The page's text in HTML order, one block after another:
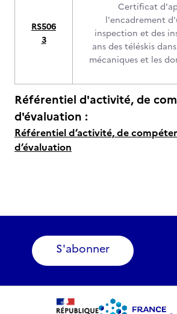
RS506
3
Certificat
l'encadrement
inspection et des
ans des téléskis
mécaniques et les
Référentiel d'activité, de
d'évaluation :
Référentiel d’activité, de
d’évaluation
S'abonner